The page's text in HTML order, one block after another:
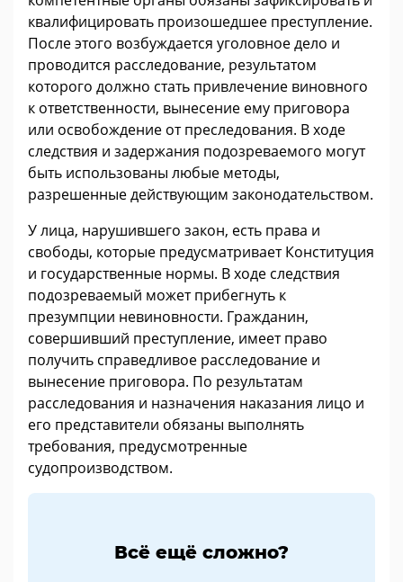
квалифицировать произошедшее преступление.
После этого возбуждается уголовное дело и
проводится расследование, результатом
которого должно стать привлечение виновного
к ответственности, вынесение ему приговора
или освобождение от преследования. В ходе
следствия и задержания подозреваемого могут
быть использованы любые методы,
разрешенные действующим законодательством.
У лица, нарушившего закон, есть права и
свободы, которые предусматривает Конституция
и государственные нормы. В ходе следствия
подозреваемый может прибегнуть к
презумпции невиновности. Гражданин,
совершивший преступление, имеет право
получить справедливое расследование и
вынесение приговора. По результатам
расследования и назначения наказания лицо и
его представители обязаны выполнять
требования, предусмотренные
судопроизводством.
Всё ещё сложно?